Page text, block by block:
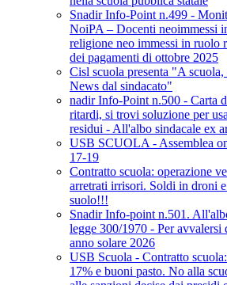
Snadir Info-Point n.499 -
NoiPA – Docenti neoimmessi
religione neo immessi in ruolo
dei pagamenti di ottobre 2025
Cisl scuola presenta "A
News dal sindacato"
nadir Info-Point n.500 - Carta
ritardi, si trovi soluzione per
residui - All'albo sindacale ex
USB SCUOLA - Assemblea
17-19
Contratto scuola: operazione
arretrati irrisori. Soldi in droni
suolo!!!
Snadir Info-point n.501.
legge 300/1970 - Per
anno solare 2026
USB Scuola - Contratto
17% e buoni pasto. No alla